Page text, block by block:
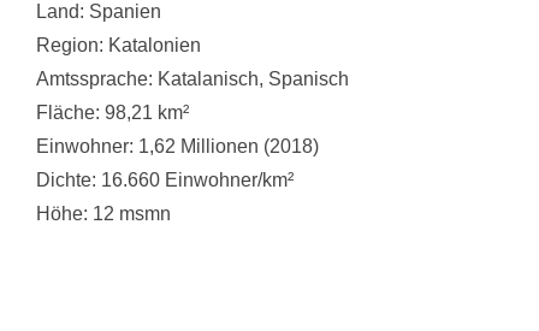
Land: Spanien
Region: Katalonien
Amtssprache: Katalanisch, Spanisch
Fläche: 98,21 km²
Einwohner: 1,62 Millionen (2018)
Dichte: 16.660 Einwohner/km²
Höhe: 12 msmn